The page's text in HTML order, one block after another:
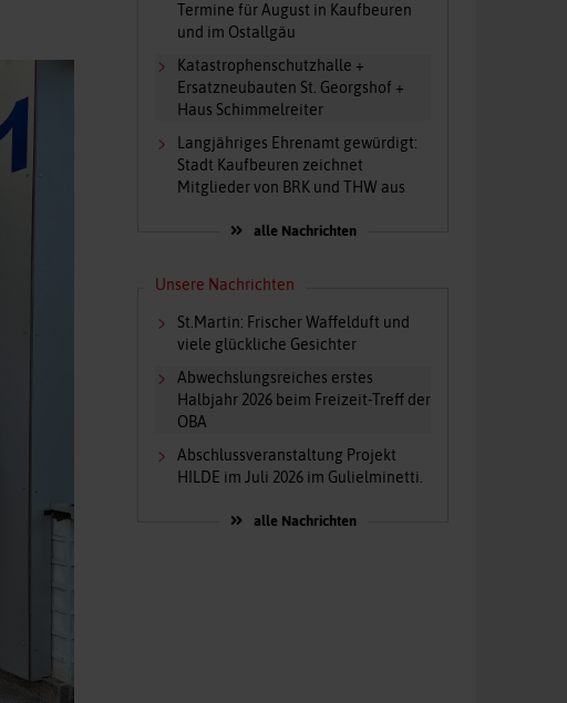
Termine für August in Kaufbeuren
und im Ostallgäu
Katastrophenschutzhalle +
Ersatzneubauten St. Georgshof +
Haus Schimmelreiter
Langjähriges Ehrenamt gewürdigt:
Stadt Kaufbeuren zeichnet
Mitglieder von BRK und THW aus
alle Nachrichten
Unsere Nachrichten
St.Martin: Frischer Waffelduft und
viele glückliche Gesichter
Abwechslungsreiches erstes
Halbjahr 2026 beim Freizeit-Treff der
OBA
Abschlussveranstaltung Projekt
HILDE im Juli 2026 im Gulielminetti.
alle Nachrichten